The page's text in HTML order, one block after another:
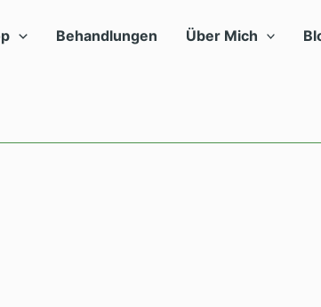
Behandlungen Über Mich